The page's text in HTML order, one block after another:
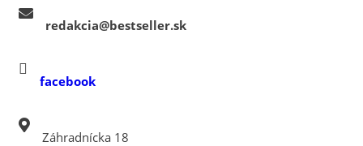
redakcia@bestseller.sk
facebook
Záhradnícka 18